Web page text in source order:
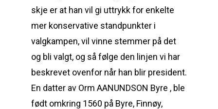
skje er at han vil gi uttrykk for enkelte
mer konservative standpunkter i
valgkampen, vil vinne stemmer på det
og bli valgt, og så følge den linjen vi har
beskrevet ovenfor når han blir president.
En datter av Orm AANUNDSON Byre , ble
født omkring 1560 på Byre, Finnøy,